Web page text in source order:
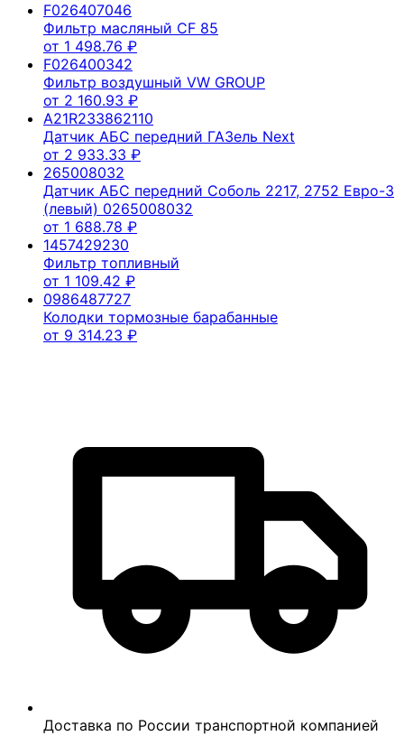
F026407046
Фильтр масляный CF 85
от 1 498.76 ₽
F026400342
Фильтр воздушный VW GROUP
от 2 160.93 ₽
A21R233862110
Датчик АБС передний ГАЗель Next
от 2 933.33 ₽
265008032
Датчик АБС передний Соболь 2217, 2752 Евро-3
(левый) 0265008032
от 1 688.78 ₽
1457429230
Фильтр топливный
от 1 109.42 ₽
0986487727
Колодки тормозные барабанные
от 9 314.23 ₽
Доставка по России транспортной компанией